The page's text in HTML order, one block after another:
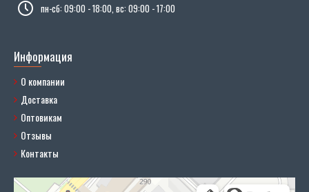
пн-сб: 09:00 - 18:00, вс: 09:00 - 17:00
Информация
О компании
Доставка
Оптовикам
Отзывы
Контакты